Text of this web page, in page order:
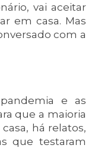
vai aceitar
em casa. Mas
com a
e as
que a maioria
há relatos,
que testaram